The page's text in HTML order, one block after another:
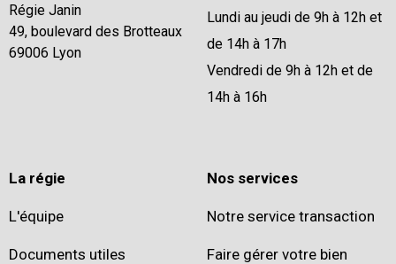
Régie Janin
49, boulevard des Brotteaux
69006 Lyon
Lundi au jeudi de 9h à 12h et
de 14h à 17h
Vendredi de 9h à 12h et de
14h à 16h
La régie
L'équipe
Documents utiles
Nos services
Notre service transaction
Faire gérer votre bien